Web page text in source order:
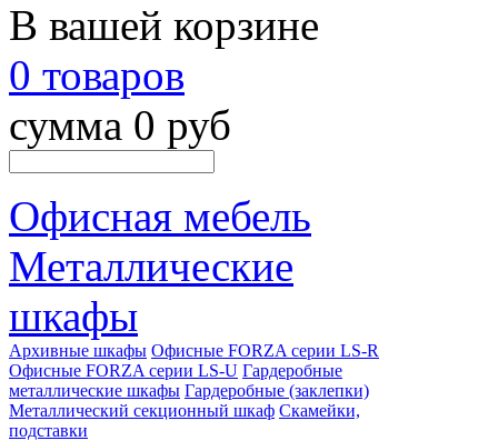
В вашей корзине
0 товаров
сумма 0 руб
Офисная мебель
Металлические
шкафы
Архивные шкафы Офисные FORZA серии LS-R
Офисные FORZA серии LS-U Гардеробные
металлические шкафы Гардеробные (заклепки)
Металлический секционный шкаф Скамейки,
подставки